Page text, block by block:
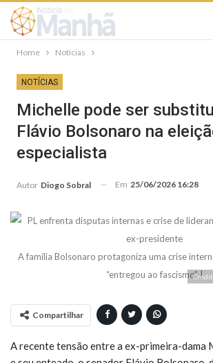
Home Notícias
NOTÍCIAS
Michelle pode ser
Flávio Bolsonaro na
especialista
Autor Diogo Sobral Em 25/06/2026 16:28
A família Bolsonaro protagoniza uma crise
“entregou ao fascismo”|
Compartilhar
A recente tensão entre a ex-primeira-dama